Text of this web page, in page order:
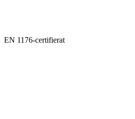
EN 1176-certifierat